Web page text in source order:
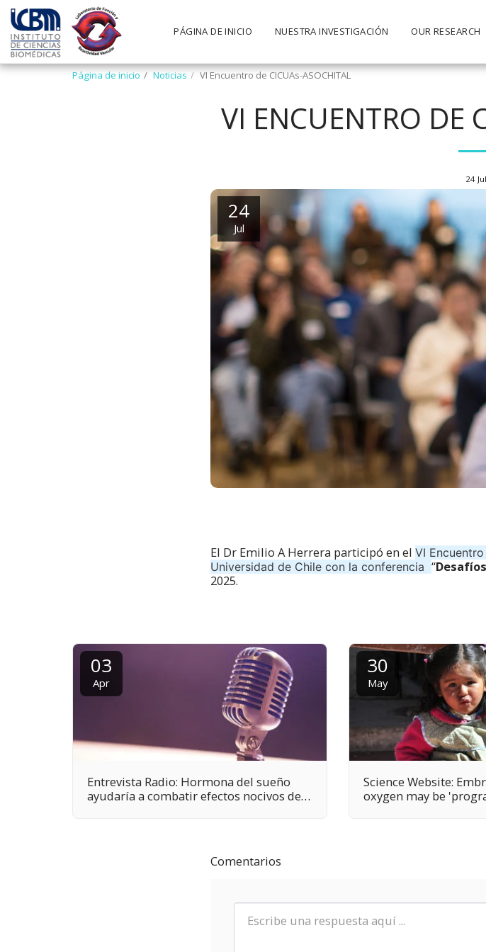
PÁGINA DE INICIO NUESTRA INVESTIGACIÓN OUR RESEARCH
Página de inicio Noticias VI Encuentro de CICUAs-ASOCHITAL
VI ENCUENTRO DE
24 Jul
24
Jul
El Dr Emilio A Herrera participó en el VI
Universidad de Chile con la conferencia “
2025.
03
Apr
Entrevista Radio: Hormona del sueño
ayudaría a combatir efectos nocivos de
30
May
Science Website:
oxygen may be
Comentarios